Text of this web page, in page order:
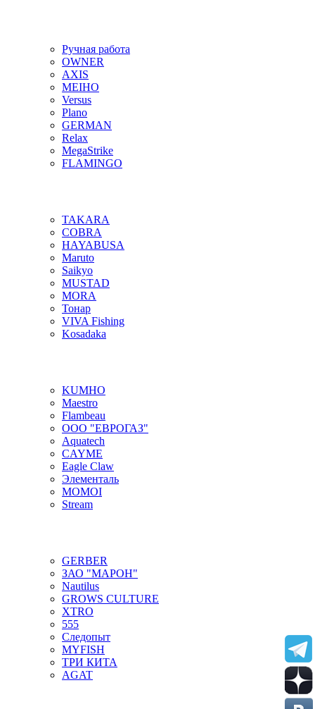
Ручная работа
OWNER
AXIS
MEIHO
Versus
Plano
GERMAN
Relax
MegaStrike
FLAMINGO
TAKARA
COBRA
HAYABUSA
Maruto
Saikyo
MUSTAD
MORA
Тонар
VIVA Fishing
Kosadaka
KUMHO
Maestro
Flambeau
ООО "ЕВРОГАЗ"
Aquatech
CAYME
Eagle Claw
Элементаль
MOMOI
Stream
GERBER
ЗАО "МАРОН"
Nautilus
GROWS CULTURE
XTRO
555
Следопыт
MYFISH
ТРИ КИТА
AGAT